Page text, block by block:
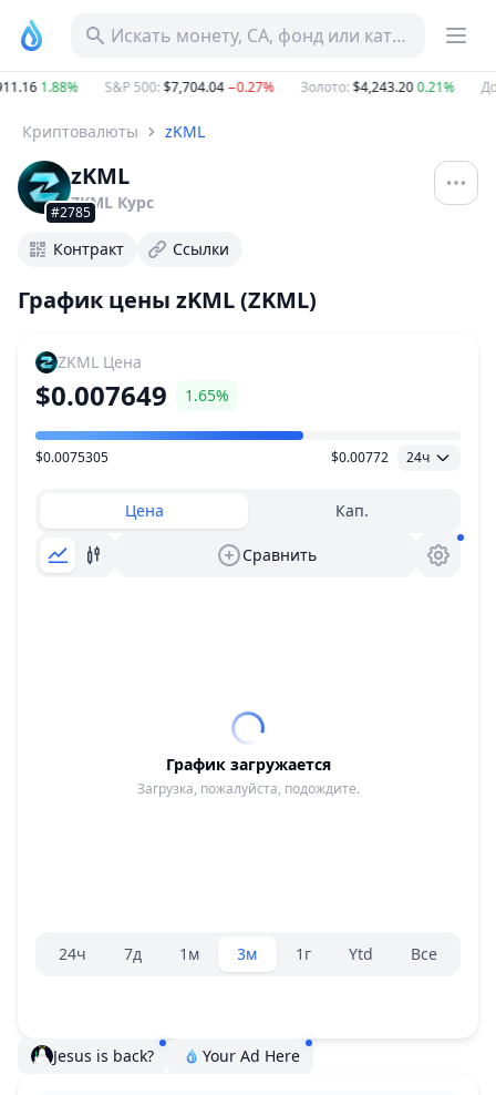
Искать монету, CA, фонд или категорию
1.88% S&P 500:$7,704.04−0.27% Золото:$4,243.200.21%
Криптовалюты zKML
#2785
zKML
ZKML Курс
Контракт Ссылки
График цены zKML (ZKML)
ZKML Цена
$0.007649 1.65%
Ценовой диапазон
$0.0075305 $0.00772 24ч
Цена Кап.
Сравнить
График загружается
Загрузка, пожалуйста, подождите.
Селектор диапазона.
24ч 7д 1м 3м 1г Ytd Все
Jesus is back? Your Ad Here